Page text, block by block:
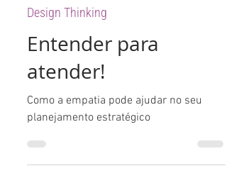
Felipe Ledier
29 de nov. de 2022
Design Thinking
Entender para
atender!
planejamento estratégico